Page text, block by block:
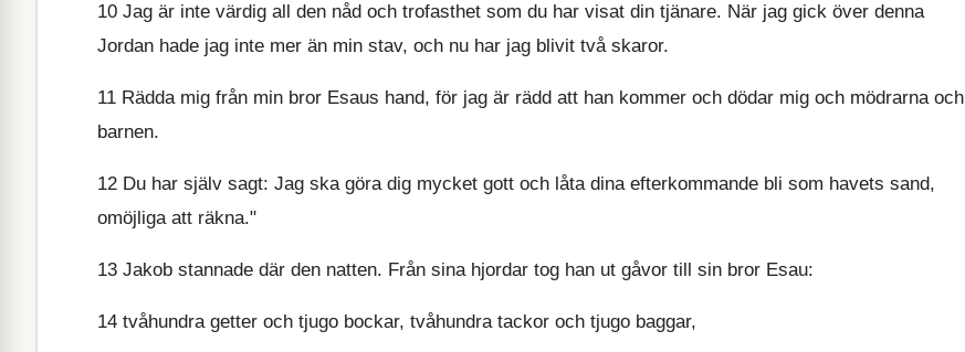
10 Jag är inte värdig all den nåd och trofasthet som du har visat din tjänare. När jag gick över denna
Jordan hade jag inte mer än min stav, och nu har jag blivit två skaror.
11 Rädda mig från min bror Esaus hand, för jag är rädd att han kommer och dödar mig och mödrarna och
barnen.
12 Du har själv sagt: Jag ska göra dig mycket gott och låta dina efterkommande bli som havets sand,
omöjliga att räkna."
13 Jakob stannade där den natten. Från sina hjordar tog han ut gåvor till sin bror Esau:
14 tvåhundra getter och tjugo bockar, tvåhundra tackor och tjugo baggar,